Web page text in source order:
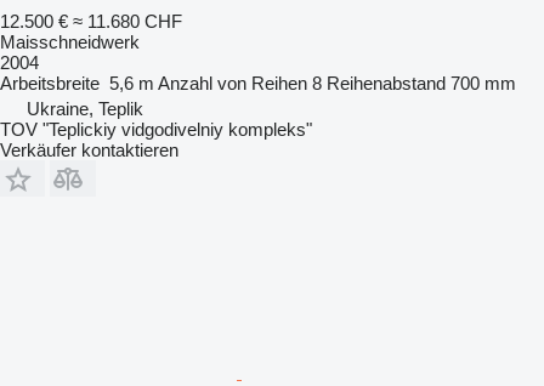
12.500 € ≈ 11.680 CHF
Maisschneidwerk
2004
Arbeitsbreite 5,6 m Anzahl von Reihen 8 Reihenabstand 700 mm
Ukraine, Teplik
TOV "Teplickiy vidgodivelniy kompleks"
Verkäufer kontaktieren